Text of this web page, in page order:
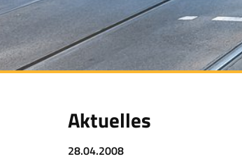
Aktuelles
28.04.2008